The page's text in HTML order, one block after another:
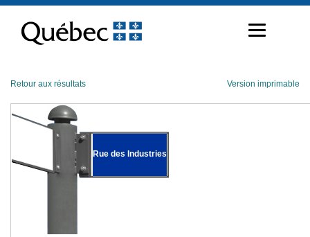
contenu
Retour aux résultats Version imprimable
Rue des Industries